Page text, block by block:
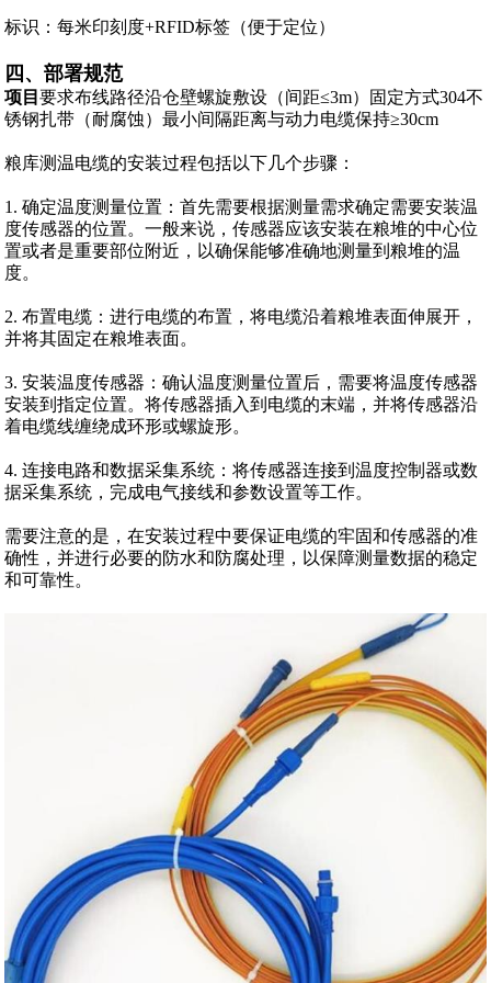
标识：每米印刻度+RFID标签（便于定位）
四、部署规范
项目要求布线路径沿仓壁螺旋敷设（间距≤3m）固定方式304不
锈钢扎带（耐腐蚀）最小间隔距离与动力电缆保持≥30cm
粮库测温电缆的安装过程包括以下几个步骤：
1. 确定温度测量位置：首先需要根据测量需求确定需要安装温
度传感器的位置。一般来说，传感器应该安装在粮堆的中心位
置或者是重要部位附近，以确保能够准确地测量到粮堆的温
度。
2. 布置电缆：进行电缆的布置，将电缆沿着粮堆表面伸展开，
并将其固定在粮堆表面。
3. 安装温度传感器：确认温度测量位置后，需要将温度传感器
安装到指定位置。将传感器插入到电缆的末端，并将传感器沿
着电缆线缠绕成环形或螺旋形。
4. 连接电路和数据采集系统：将传感器连接到温度控制器或数
据采集系统，完成电气接线和参数设置等工作。
需要注意的是，在安装过程中要保证电缆的牢固和传感器的准
确性，并进行必要的防水和防腐处理，以保障测量数据的稳定
和可靠性。